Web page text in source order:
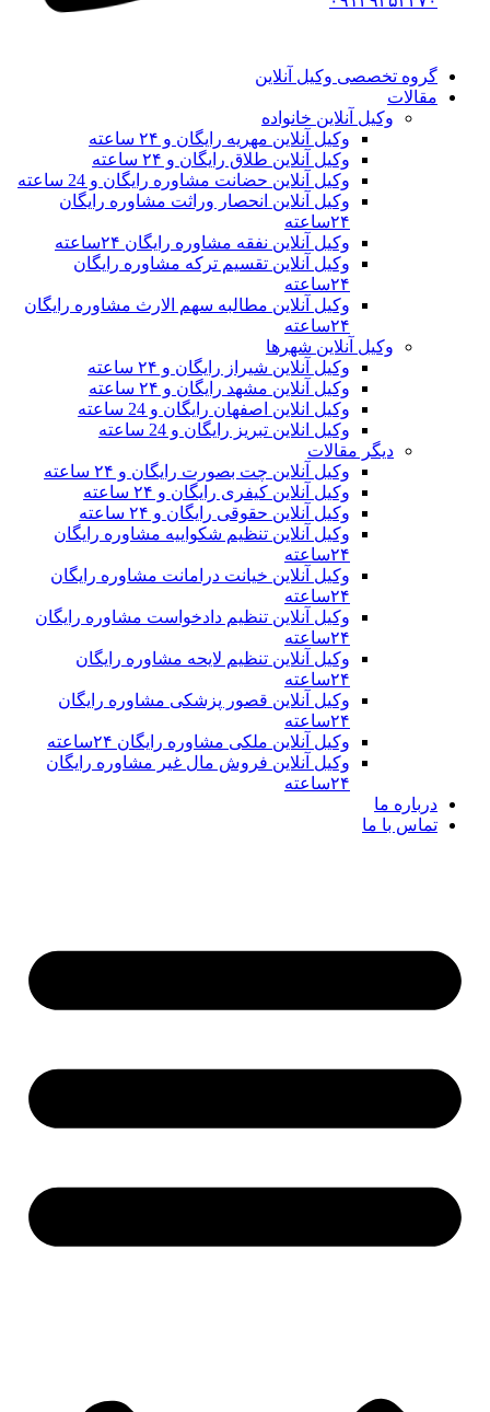
گروه تخصصی وکیل آنلاین
مقالات
وکیل آنلاین خانواده
وکیل آنلاین مهریه رایگان و ۲۴ ساعته
وکیل آنلاین طلاق رایگان و ۲۴ ساعته
وکیل آنلاین حضانت مشاوره رایگان و 24 ساعته
وکیل آنلاین انحصار وراثت مشاوره رایگان
وکیل آنلاین نفقه مشاوره رایگان ۲۴ساعته
وکیل آنلاین تقسیم ترکه مشاوره رایگان
وکیل آنلاین مطالبه سهم الارث مشاوره رایگان
وکیل آنلاین شهرها
وکیل آنلاین شیراز رایگان و ۲۴ ساعته
وکیل آنلاین مشهد رایگان و ۲۴ ساعته
وکیل انلاین اصفهان رایگان و 24 ساعته
وکیل انلاین تبریز رایگان و 24 ساعته
دیگر مقالات
وکیل آنلاین چت بصورت رایگان و ۲۴ ساعته
وکیل آنلاین کیفری رایگان و ۲۴ ساعته
وکیل آنلاین حقوقی رایگان و ۲۴ ساعته
وکیل آنلاین تنظیم شکواییه مشاوره رایگان
وکیل آنلاین خیانت درامانت مشاوره رایگان
وکیل آنلاین تنظیم دادخواست مشاوره رایگان
وکیل آنلاین تنظیم لایحه مشاوره رایگان
وکیل آنلاین قصور پزشکی مشاوره رایگان
وکیل آنلاین ملکی مشاوره رایگان ۲۴ساعته
وکیل آنلاین فروش مال غیر مشاوره رایگان
درباره ما
تماس با ما